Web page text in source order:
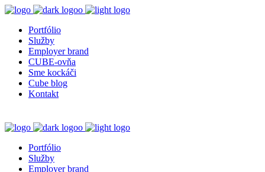
Portfólio
Služby
Employer brand
CUBE-ovňa
Sme kockáči
Cube blog
Kontakt
Portfólio
Služby
Employer brand